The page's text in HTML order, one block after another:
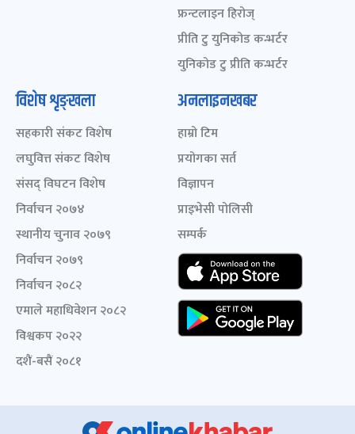
फ्रन्टलाइन हिरोज्
प्रीति टु युनिकोड कन्भर्टर
युनिकोड टु प्रीति कन्भर्टर
विशेष शृङ्खला
सहकारी संकट विशेष
लघुवित्त संकट विशेष
संसद् विघटन विशेष
निर्वाचन २०७४
स्थानीय चुनाव २०७९
निर्वाचन २०७९
निर्वाचन २०८२
एमाले महाधिवेशन २०८२
विश्वकप २०२२
दशैं-बसैं २०८१
अनलाइनखबर
हाम्रो टिम
प्रयोगका सर्त
विज्ञापन
प्राइभेसी पोलिसी
सम्पर्क